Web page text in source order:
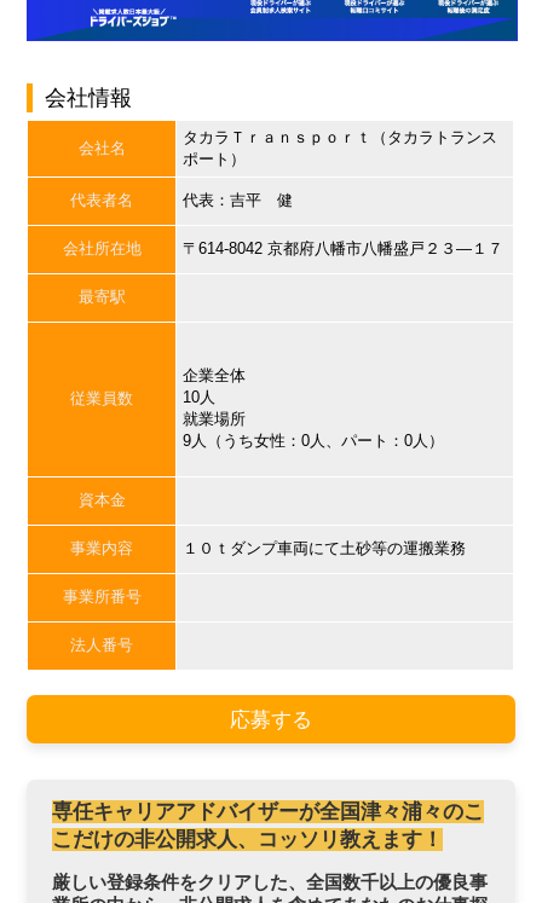
会社情報
会社名
タカラＴｒａｎｓｐｏｒｔ（タカラトランス
ポート）
代表者名 代表：吉平 健
会社所在地 〒614-8042 京都府八幡市八幡盛戸２３―１７
最寄駅
従業員数
企業全体
10人
就業場所
9人（うち女性：0人、パート：0人）
資本金
事業内容 １０ｔダンプ車両にて土砂等の運搬業務
事業所番号
法人番号
応募する
専任キャリアアドバイザーが全国津々浦々のこ
こだけの非公開求人、コッソリ教えます！
厳しい登録条件をクリアした、全国数千以上の優良事